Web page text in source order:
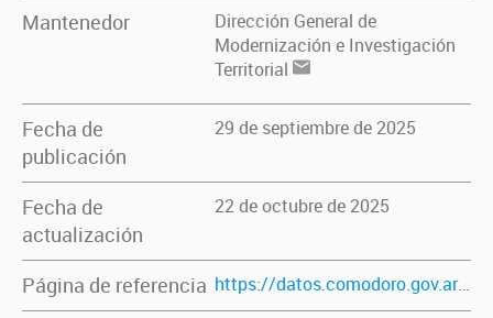
Mantenedor
Dirección General de
Modernización e Investigación
Territorial
Fecha de
publicación
29 de septiembre de 2025
Fecha de
actualización
22 de octubre de 2025
Página de referencia https://datos.comodoro.gov.ar/dataset/obra-publica